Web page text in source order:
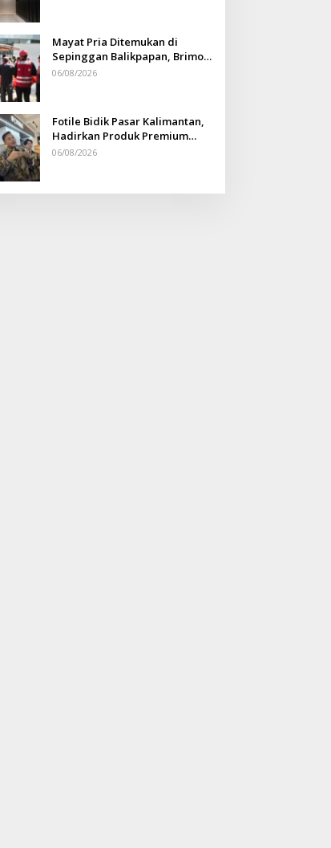
Mayat Pria Ditemukan di
Sepinggan Balikpapan, Brimob
Lakukan Pengamanan TKP
06/08/2026
Fotile Bidik Pasar Kalimantan,
Hadirkan Produk Premium
Yang Makin Terjangkau
06/08/2026